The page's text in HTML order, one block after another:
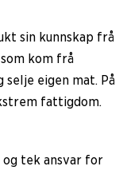
sin kunnskap frå
kom frå
selje eigen mat. På
fattigdom.
tek ansvar for